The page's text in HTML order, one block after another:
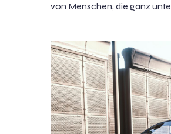
von Menschen, die ganz